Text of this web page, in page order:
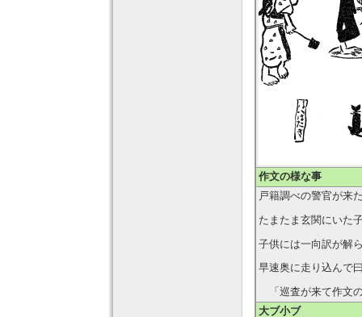
作文の様な事
戸籍調べの警官が来
たまたま玄関にいた
子供には一向訳が解
早速奥に走り込んで
「巡査が来て作文
大ブ小ブ